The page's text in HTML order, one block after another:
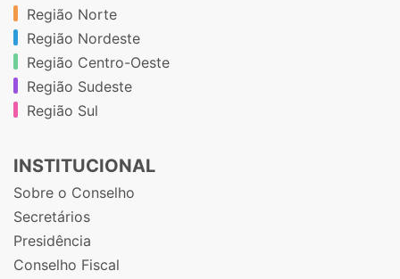
Região Norte
Região Nordeste
Região Centro-Oeste
Região Sudeste
Região Sul
INSTITUCIONAL
Sobre o Conselho
Secretários
Presidência
Conselho Fiscal